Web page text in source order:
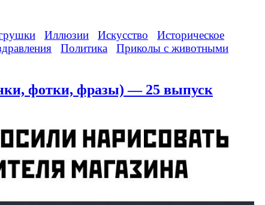
Иллюзии Искусство
Историческое
Политика
Приколы с животными
фотки, фразы) — 25 выпуск